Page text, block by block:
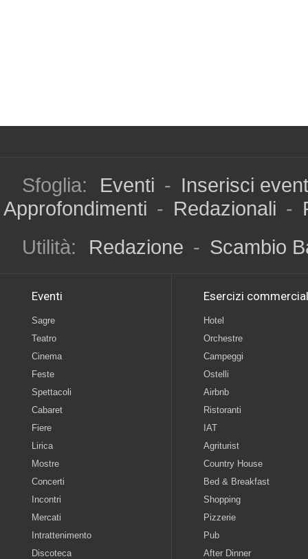
Sfoglia: Eventi - Inserisci
Approfondimenti - Redazionali -
Utilità:
Redazione - Scambio
Eventi
Sagre
Teatro
Cinema
Feste
Spettacoli
Cabaret
Fiere
Lirica
Mostre
Concerti
Incontri
Mercati
Intrattenimento
Discoteca
Esercizi
Hotel
Orchestre
Campeggi
Ostelli
Airbnb
Ristoranti
IAT
Agriturist
Country House
Bed & Breakfast
Shopping
Pizzerie
Pub
After Dinner